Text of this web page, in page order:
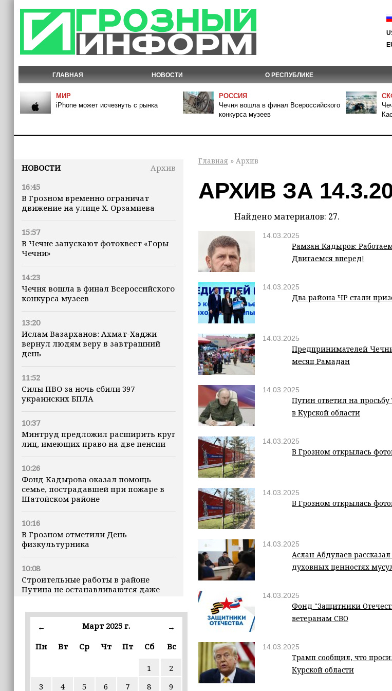
ГЛАВНАЯ НОВОСТИ О РЕСПУБЛИКЕ
МИР
iPhone может исчезнуть с рынка
РОССИЯ
Чечня вошла в финал Всероссийского
конкурса музеев
НОВОСТИ
Архив
16:45
В Грозном временно ограничат
движение на улице Х. Орзамиева
15:57
В Чечне запускают фотоквест «Горы
Чечни»
14:23
Чечня вошла в финал Всероссийского
конкурса музеев
13:20
Ислам Вазарханов: Ахмат-Хаджи
вернул людям веру в завтрашний
день
11:52
Силы ПВО за ночь сбили 397
украинских БПЛА
10:37
Минтруд предложил расширить круг
лиц, имеющих право на две пенсии
10:26
Фонд Кадырова оказал помощь
семье, пострадавшей при пожаре в
Шатойском районе
10:16
В Грозном отметили День
физкультурника
10:08
Строительные работы в районе
Путина не останавливаются даже
марта
← Март 2025 г.
→
Пн
Вт Ср Чт Пт Сб Вс
1
2
3
4 5 6 7 8 9
Главная » Архив
АРХИВ ЗА
Найдено материалов: 27.
14.03.2025
Рамзан Кадыров:
Двигаемся вперед!
14.03.2025
Два района ЧР стали
14.03.2025
Предпринимателей
месяц Рамадан
14.03.2025
Путин ответил на
в Курской области
14.03.2025
В Грозном открылась
14.03.2025
В Грозном открылась
14.03.2025
Аслан Абдулаев
духовных ценностях
14.03.2025
Фонд "Защитники
ветеранам СВО
14.03.2025
Трамп сообщил, что
Курской области